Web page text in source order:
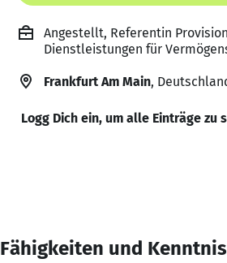
Angestellt, Referentin
Dienstleistungen für
Frankfurt Am Main,
Logg Dich ein, um alle Einträge zu
Fähigkeiten und